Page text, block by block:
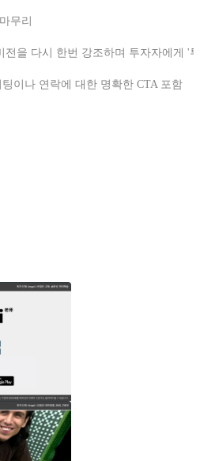
무리
전을 다시 한번 강조하며 투자자에게 '
이나 연락에 대한 명확한 CTA 포함